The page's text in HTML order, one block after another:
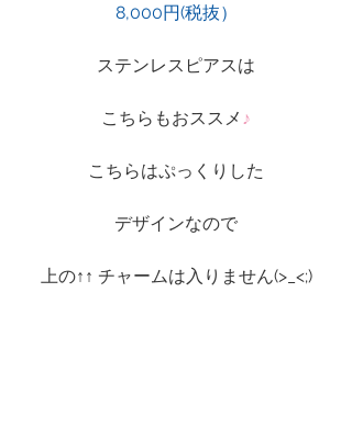
8,000円(税抜）
ステンレスピアスは
こちらもおススメ ♪
こちらはぷっくりした
デザインなので
上の↑↑ チャームは入りません(>_<;)